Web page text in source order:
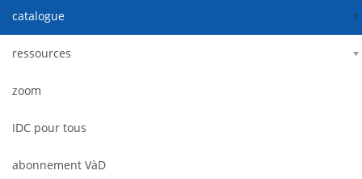
catalogue
ressources
zoom
IDC pour tous
abonnement VàD